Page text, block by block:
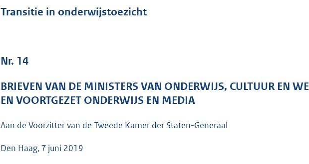
r
o
o
t
Transitie in onderwijstoezicht
Nr. 14
BRIEVEN VAN DE MINISTERS VAN ONDERWIJS, CULTUUR EN
EN VOORTGEZET ONDERWIJS EN MEDIA
Aan de Voorzitter van de Tweede Kamer der Staten-Generaal
Den Haag, 7 juni 2019